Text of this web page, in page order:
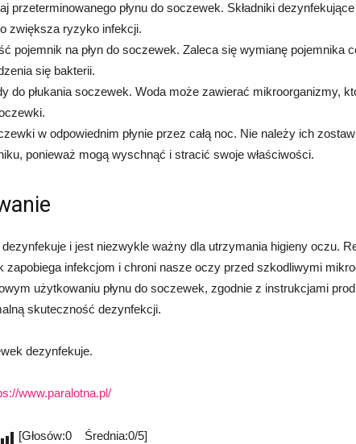
przeterminowanego płynu do soczewek. Składniki
zwiększa ryzyko infekcji.
pojemnik na płyn do soczewek. Zaleca się wymianę pojemnika
się bakterii.
do płukania soczewek. Woda może zawierać mikroorganizmy,
w odpowiednim płynie przez całą noc. Nie należy ich
ponieważ mogą wyschnąć i stracić swoje właściwości.
dezynfekuje i jest niezwykle ważny dla utrzymania higieny oczu.
zapobiega infekcjom i chroni nasze oczy przed szkodliwymi
użytkowaniu płynu do soczewek, zgodnie z instrukcjami
skuteczność dezynfekcji.
dezynfekuje.
www.paralotna.pl/
[Głosów:0 Średnia:0/5]